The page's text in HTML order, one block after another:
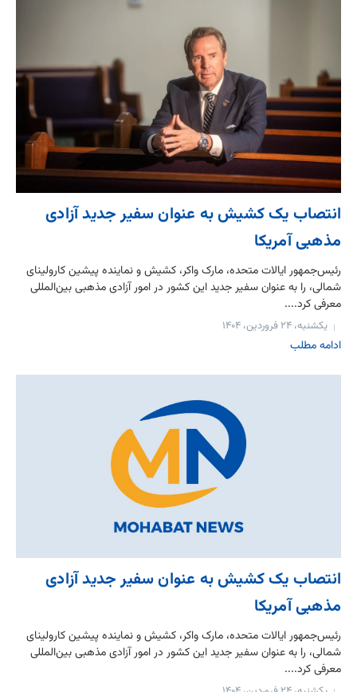
انتصاب یک کشیش به عنوان سفیر جدید آزادی
مذهبی آمریکا
رئیس‌جمهور ایالات متحده، مارک واکر، کشیش و نماینده پیشین کارولینای
شمالی، را به عنوان سفیر جدید این کشور در امور آزادی مذهبی بین‌المللی
معرفی کرد....
یکشنبه، ۲۴ فروردین، ۱۴۰۴
ادامه مطلب
انتصاب یک کشیش به عنوان سفیر جدید آزادی
مذهبی آمریکا
رئیس‌جمهور ایالات متحده، مارک واکر، کشیش و نماینده پیشین کارولینای
شمالی، را به عنوان سفیر جدید این کشور در امور آزادی مذهبی بین‌المللی
معرفی کرد....